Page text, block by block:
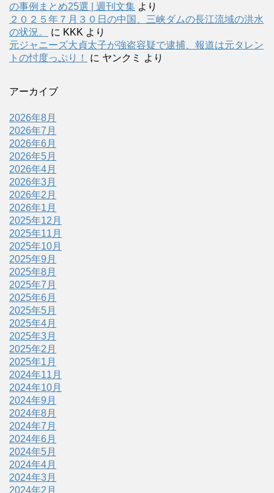
の事例まとめ25選 | 週刊文集 より
２０２５年７月３０日の中国、三峡ダムの長江流域の洪水
の状況。
に KKK より
元ジャニーズ大貞太子が強盗容疑で逮捕、報道は元タレン
トの忖度っぷり！
に ヤンクミ より
アーカイブ
2026年8月
2026年7月
2026年6月
2026年5月
2026年4月
2026年3月
2026年2月
2026年1月
2025年12月
2025年11月
2025年10月
2025年9月
2025年8月
2025年7月
2025年6月
2025年5月
2025年4月
2025年3月
2025年2月
2025年1月
2024年11月
2024年10月
2024年9月
2024年8月
2024年7月
2024年6月
2024年5月
2024年4月
2024年3月
2024年2月